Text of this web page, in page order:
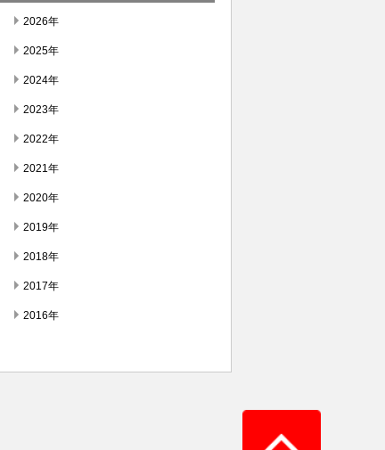
2026年
2025年
2024年
2023年
2022年
2021年
2020年
2019年
2018年
2017年
2016年